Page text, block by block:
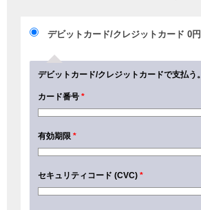
デビットカード/クレジットカード 0円
デビットカード/クレジットカードで支払う。
カード番号 *
有効期限 *
セキュリティコード (CVC) *